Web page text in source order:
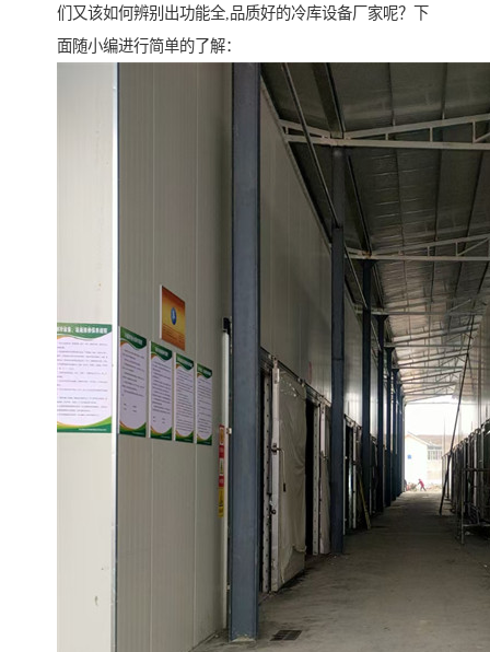
们又该如何辨别出功能全,品质好的冷库设备厂家呢？下
面随小编进行简单的了解：